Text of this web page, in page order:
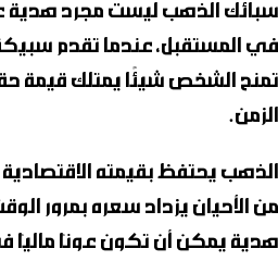
سبائك الذهب ليست مجرد هدية
في المستقبل، عندما تقدم
تمنح الشخص شيئًا يمتلك قيمة
الزمن.
الذهب يحتفظ بقيمته
من الأحيان يزداد سعره بمرور
هدية يمكن أن تكون عونًا ماليًا